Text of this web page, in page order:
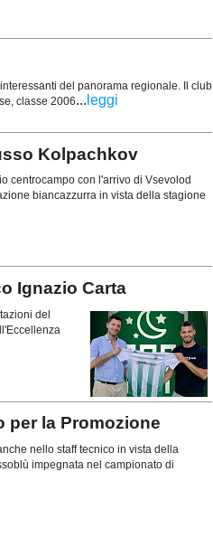
del panorama regionale. Il club
classe 2006... leggi
Kolpachkov
centrocampo con l'arrivo di Vsevolod
biancazzurra in vista della stagione
Ignazio Carta
del
per la Promozione
nello staff tecnico in vista della
impegnata nel campionato di